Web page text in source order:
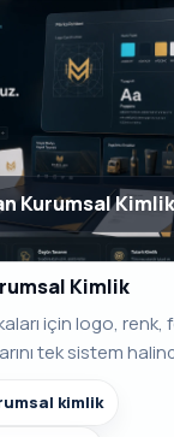
Kurumsal Kimlik
Kimlik
için logo,
tek sistem
kimlik